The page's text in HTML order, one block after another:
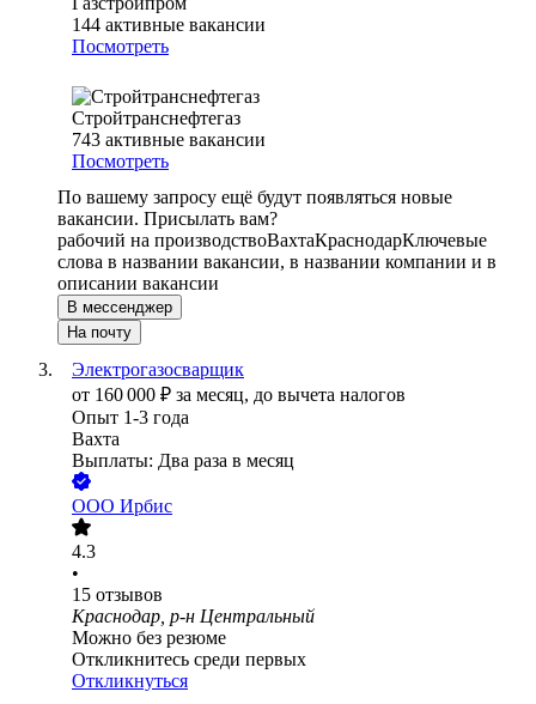
144 активные вакансии
Посмотреть
Стройтранснефтегаз
743 активные вакансии
Посмотреть
По вашему запросу ещё будут появляться новые
вакансии. Присылать вам?
рабочий на производствоВахтаКраснодарКлючевые
слова в названии вакансии, в названии компании и в
описании вакансии
В мессенджер
На почту
Электрогазосварщик
от 160 000 ₽ за месяц, до вычета налогов
Опыт 1-3 года
Вахта
Выплаты: Два раза в месяц
ООО Ирбис
4.3
•
15 отзывов
Краснодар, р-н Центральный
Можно без резюме
Откликнитесь среди первых
Откликнуться